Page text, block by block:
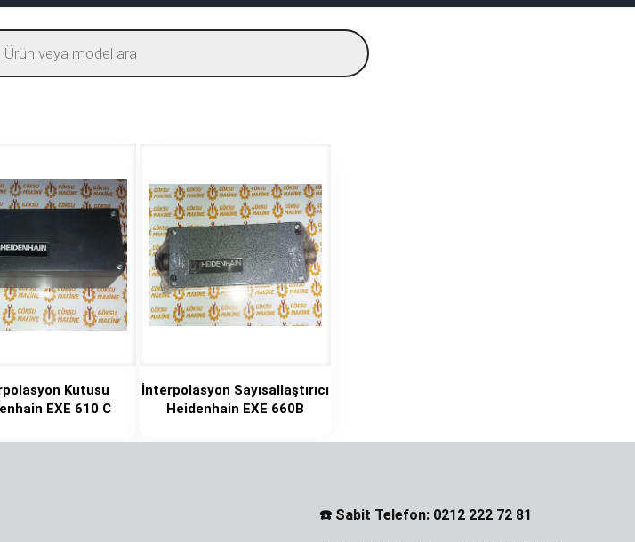
Kutusu
EXE 610 C
İnterpolasyon Sayısallaştırıcı
Heidenhain EXE 660B
☎️ Sabit Telefon: 0212 222 72 81